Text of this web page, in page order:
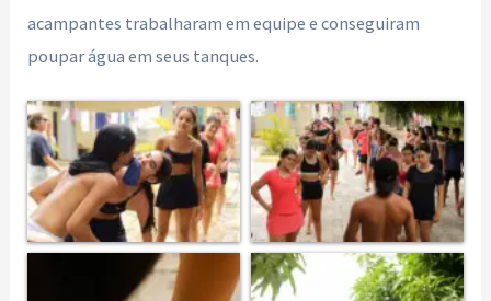
acampantes trabalharam em equipe e conseguiram
poupar água em seus tanques.